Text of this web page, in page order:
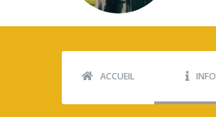
ACCUEIL INFO